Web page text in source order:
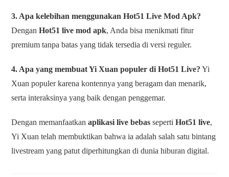
3. Apa kelebihan menggunakan Hot51 Live Mod Apk?
DenganHot51 live mod apk, Anda bisa menikmati fitur
premium tanpa batas yang tidak tersedia di versi reguler.
4. Apa yang membuat Yi Xuan populer di Hot51 Live? Yi
Xuan populer karena kontennya yang beragam dan menarik,
serta interaksinya yang baik dengan penggemar.
Dengan memanfaatkanaplikasi live bebas sepertiHot51 live,
Yi Xuan telah membuktikan bahwa ia adalah salah satu bintang
livestream yang patut diperhitungkan di dunia hiburan digital.